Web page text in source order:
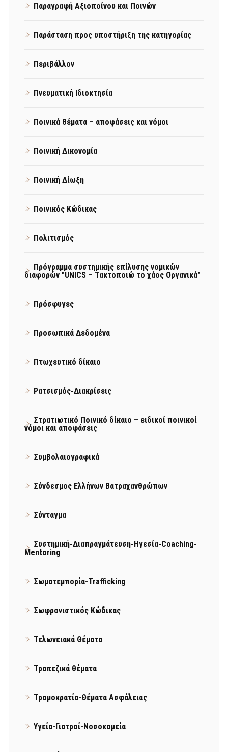
Παραγραφή Αξιοποίνου και Ποινών
Παράσταση προς υποστήριξη της κατηγορίας
Περιβάλλον
Πνευματική Ιδιοκτησία
Ποινικά θέματα – αποφάσεις και νόμοι
Ποινική Δικονομία
Ποινική Δίωξη
Ποινικός Κώδικας
Πολιτισμός
Πρόγραμμα συστημικής επίλυσης νομικών
διαφορών "UNICS – Τακτοποιώ το χάος Οργανικά"
Πρόσφυγες
Προσωπικά Δεδομένα
Πτωχευτικό δίκαιο
Ρατσισμός-Διακρίσεις
Στρατιωτικό Ποινικό δίκαιο – ειδικοί ποινικοί
νόμοι και αποφάσεις
Συμβολαιογραφικά
Σύνδεσμος Ελλήνων Βατραχανθρώπων
Σύνταγμα
Συστημική-Διαπραγμάτευση-Ηγεσία-Coaching-
Mentoring
Σωματεμπορία-Trafficking
Σωφρονιστικός Κώδικας
Τελωνειακά Θέματα
Τραπεζικά θέματα
Τρομοκρατία-Θέματα Ασφάλειας
Υγεία-Γιατροί-Νοσοκομεία